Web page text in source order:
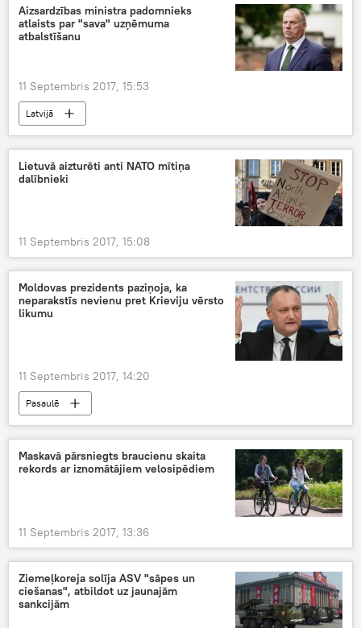
Aizsardzības ministra padomnieks
atlaists par "sava" uzņēmuma
atbalstīšanu
11 Septembris 2017, 15:53
Latvijā
Lietuvā aizturēti anti NATO mītiņa
dalībnieki
11 Septembris 2017, 15:08
Moldovas prezidents paziņoja, ka
neparakstīs nevienu pret Krieviju vērsto
likumu
11 Septembris 2017, 14:20
Pasaulē
Maskavā pārsniegts braucienu skaita
rekords ar iznomātājiem velosipēdiem
11 Septembris 2017, 13:36
Ziemeļkoreja solīja ASV "sāpes un
ciešanas", atbildot uz jaunajām
sankcijām